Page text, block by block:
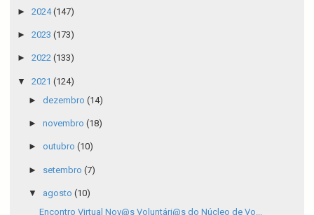
► 2024(147)
► 2023 (173)
► 2022 (133)
▼ 2021 (124)
► dezembro (14)
► novembro (18)
► outubro (10)
► setembro (7)
▼ agosto (10)
Encontro Virtual Nov@s Voluntári@s do Núcleo de Vo...